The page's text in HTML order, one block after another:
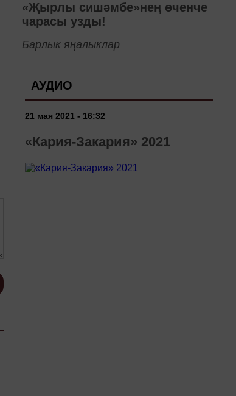
«Җырлы сишәмбе»нең өченче
чарасы узды!
Барлык яңалыклар
АУДИО
21 мая 2021 - 16:32
«Кария-Закария» 2021